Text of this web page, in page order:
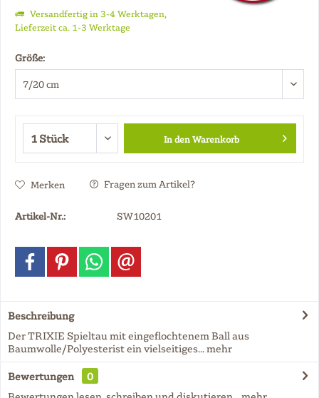
Versandfertig in 3-4 Werktagen,
Lieferzeit ca. 1-3 Werktage
Größe:
In denWarenkorb
Merken Fragen zum Artikel?
Artikel-Nr.: SW10201
Beschreibung
Der TRIXIE Spieltau mit eingeflochtenem Ball aus
Baumwolle/Polyesterist ein vielseitiges...mehr
Bewertungen
0